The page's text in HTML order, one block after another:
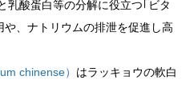
乳酸蛋白等の分解に役立つ｢ビタ
や、ナトリウムの排泄を促進し高
chinense） はラッキョウの軟白